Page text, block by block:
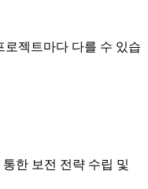
로젝트마다 다를 수 있습
한 보전 전략 수립 및